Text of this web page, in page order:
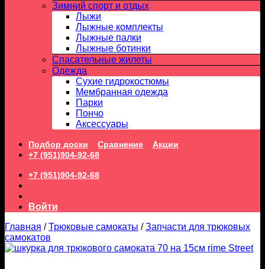
Зимний спорт и отдых
Лыжи
Лыжные комплекты
Лыжные палки
Лыжные ботинки
Спасательные жилеты
Одежда
Сухие гидрокостюмы
Мембранная одежда
Парки
Пончо
Аксессуары
Подбор доски Сравнение
Акции
+7 (951)904-92-68
+7 (951)904-92-68
Войти
Главная / Трюковые самокаты / Запчасти для трюковых
самокатов